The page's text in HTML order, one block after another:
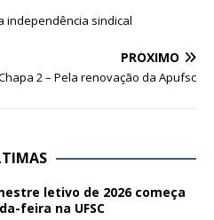
independência sindical
PRÓXIMO
2 – Pela renovação da Apufsc
letivo de 2026 começa
feira na UFSC